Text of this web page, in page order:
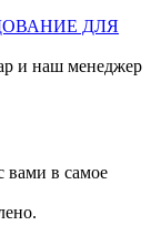
ДЛЯ
и наш менеджер
вами в самое